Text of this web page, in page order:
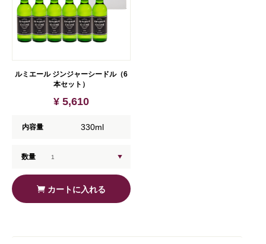
ルミエール ジンジャーシードル（6
本セット）
¥ 5,610
内容量 330ml
数量
カートに入れる